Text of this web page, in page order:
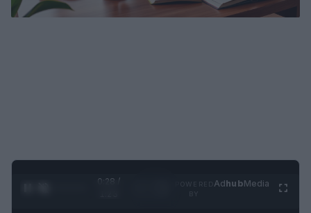
0:29 /
AdhubMedia